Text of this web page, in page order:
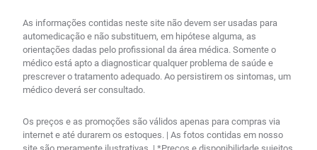
As informações contidas neste site não devem ser usadas para
automedicação e não substituem, em hipótese alguma, as
orientações dadas pelo profissional da área médica. Somente o
médico está apto a diagnosticar qualquer problema de saúde e
prescrever o tratamento adequado. Ao persistirem os sintomas, um
médico deverá ser consultado.
Os preços e as promoções são válidos apenas para compras via
internet e até durarem os estoques. | As fotos contidas em nosso